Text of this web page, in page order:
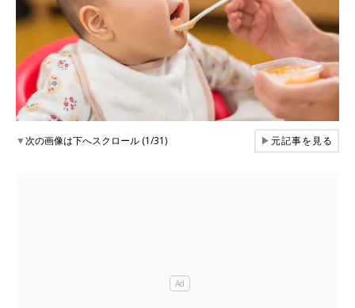
▼次の画像は下へスクロール (1/31) ▶元記事を見る